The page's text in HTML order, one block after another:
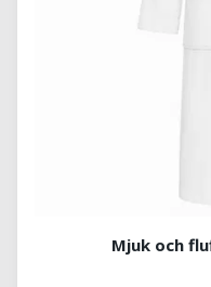
Mjuk och